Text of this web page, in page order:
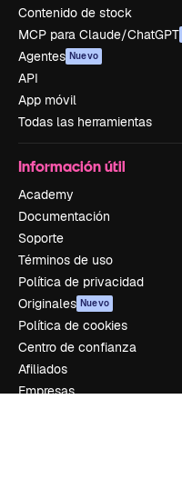
Contenido de stock
MCP para Claude/ChatGPT
Agentes Nuevo
API
App móvil
Todas las herramientas
Información útil
Academy
Documentación
Soporte
Términos de uso
Política de privacidad
Originales Nuevo
Política de cookies
Centro de confianza
Afiliados
Empresas